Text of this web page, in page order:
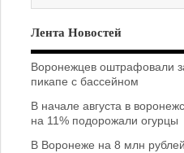
Лента Новостей
Воронежцев оштрафовали
пикапе с бассейном
В начале августа в
на 11% подорожали огурцы
В Воронеже на 8 млн